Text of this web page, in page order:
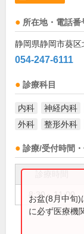
所在地・電話番
静岡県静岡市葵区
054-247-6111
診療科目
内科 神経内科
外科
整形外科
診療/受付時間・
8:30～11:00
お盆(8月中旬)
に必ず医療機